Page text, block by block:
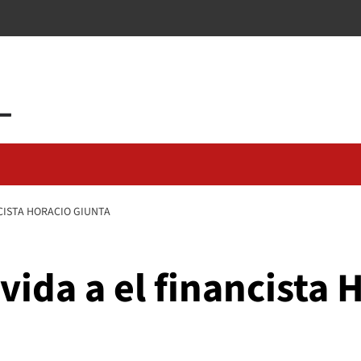
HORACIO GIUNTA
a el financista